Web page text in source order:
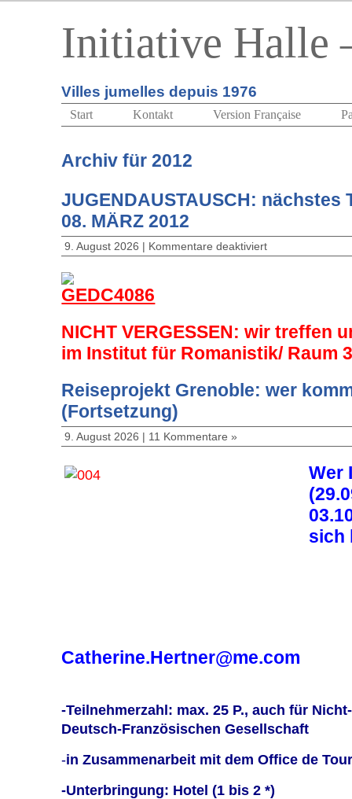
Initiative Halle
Villes jumelles depuis 1976
Start Kontakt Version Française
Archiv für 2012
JUGENDAUSTAUSCH: nächstes
08. MÄRZ 2012
9. August 2026 | Kommentare deaktiviert
NICHT VERGESSEN: wir treffen
im Institut für Romanistik/ Raum
Reiseprojekt Grenoble: wer
(Fortsetzung)
9. August 2026 | 11 Kommentare »
Wer
sich
Catherine.Hertner@me.com
-Teilnehmerzahl: max. 25 P., auch für
Deutsch-Französischen Gesellschaft
-in Zusammenarbeit mit dem Office de
-Unterbringung: Hotel (1 bis 2 *)